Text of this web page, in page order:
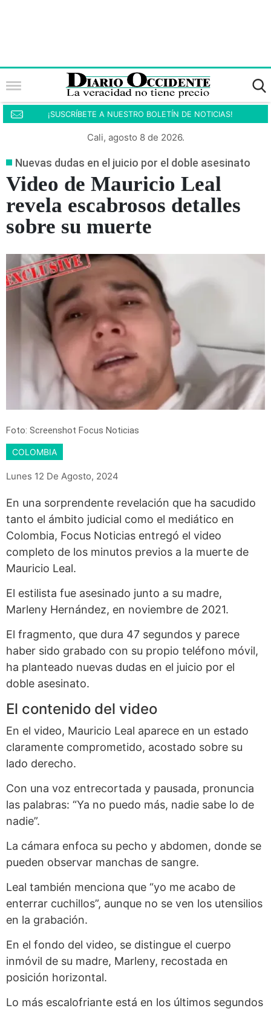
¡SUSCRÍBETE A NUESTRO BOLETÍN DE NOTICIAS!
Cali, agosto 8 de 2026.
Nuevas dudas en el juicio por el doble asesinato
Video de Mauricio Leal
revela escabrosos detalles
sobre su muerte
Foto: Screenshot Focus Noticias
COLOMBIA
Lunes 12 De Agosto, 2024
En una sorprendente revelación que ha sacudido
tanto el ámbito judicial como el mediático en
Colombia, Focus Noticias entregó el video
completo de los minutos previos a la muerte de
Mauricio Leal.
El estilista fue asesinado junto a su madre,
Marleny Hernández, en noviembre de 2021.
El fragmento, que dura 47 segundos y parece
haber sido grabado con su propio teléfono móvil,
ha planteado nuevas dudas en el juicio por el
doble asesinato.
El contenido del video
En el video, Mauricio Leal aparece en un estado
claramente comprometido, acostado sobre su
lado derecho.
Con una voz entrecortada y pausada, pronuncia
las palabras: “Ya no puedo más, nadie sabe lo de
nadie”.
La cámara enfoca su pecho y abdomen, donde se
pueden observar manchas de sangre.
Leal también menciona que “yo me acabo de
enterrar cuchillos”, aunque no se ven los utensilios
en la grabación.
En el fondo del video, se distingue el cuerpo
inmóvil de su madre, Marleny, recostada en
posición horizontal.
Lo más escalofriante está en los últimos segundos